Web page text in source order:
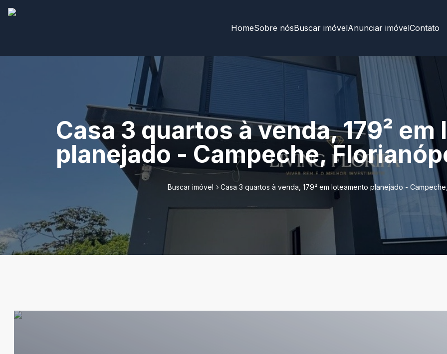
HomeSobre nósBuscar imóvelAnunciar imóvelContato
Casa 3 quartos à venda, 179²
planejado - Campeche,
Buscar imóvel Casa 3 quartos à venda, 179² em loteamento planejado -